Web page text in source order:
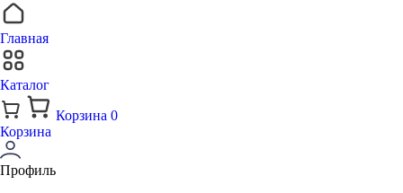
Главная
Каталог
Корзина 0
Корзина
Профиль